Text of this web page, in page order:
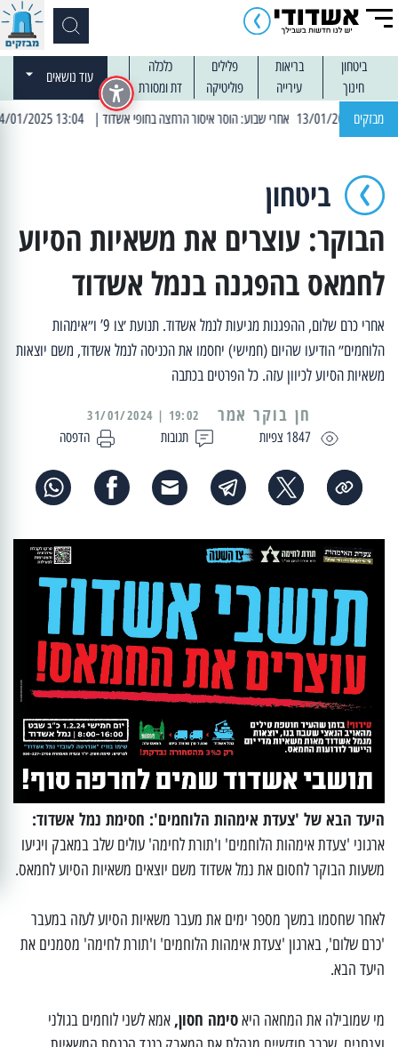
ביטחון בריאות פלילים
כלכלה
חינוך
עירייה פוליטיקה דת ומסורת
עוד נושאים
מבזקים | 13:04 14/01/2025 עובדים בלילות: עבודות קרצוף וריבוד אספלט
ביטחון
הבוקר: עוצרים את משאיות הסיוע
לחמאס בהפגנה בנמל אשדוד
‏אחרי כרם שלום, ההפגנות מגיעות לנמל אשדוד. תנועת ׳צו 9’ ו״אימהות
הלוחמים״ הודיעו שהיום (חמישי) יחסמו את הכניסה לנמל אשדוד, משם יוצאות
משאיות הסיוע לכיוון עזה. כל הפרטים בכתבה
1847 צפיות תגובות הדפסה
19:02 | 31/01/2024
היעד הבא של 'צעדת אימהות הלוחמים': חסימת נמל אשדוד:
ארגוני 'צעדת אימהות הלוחמים' ו'תורת לחימה' עולים שלב במאבק ויגיעו
משעות הבוקר לחסום את נמל אשדוד משם יוצאים משאיות הסיוע לחמאס.
‏לאחר שחסמו במשך מספר ימים את מעבר משאיות הסיוע לעזה במעבר
'כרם שלום', בארגון 'צעדת אימהות הלוחמים' ו'תורת לחימה' מסמנים את
היעד הבא.
‏מי שמובילה את המחאה היאסימה חסון, אמא לשני לוחמים בגולני